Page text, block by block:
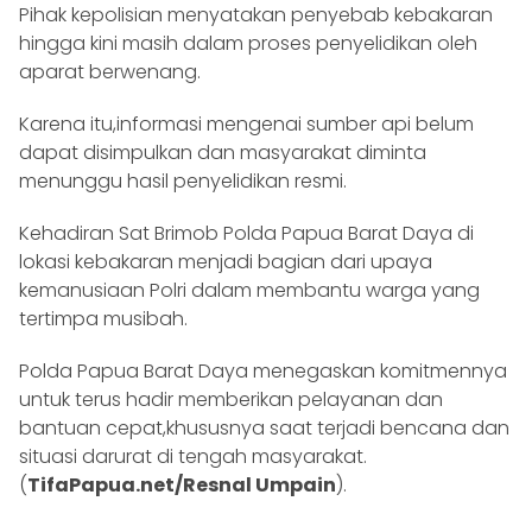
Pihak kepolisian menyatakan penyebab kebakaran
hingga kini masih dalam proses penyelidikan oleh
aparat berwenang.
Karena itu,informasi mengenai sumber api belum
dapat disimpulkan dan masyarakat diminta
menunggu hasil penyelidikan resmi.
Kehadiran Sat Brimob Polda Papua Barat Daya di
lokasi kebakaran menjadi bagian dari upaya
kemanusiaan Polri dalam membantu warga yang
tertimpa musibah.
Polda Papua Barat Daya menegaskan komitmennya
untuk terus hadir memberikan pelayanan dan
bantuan cepat,khususnya saat terjadi bencana dan
situasi darurat di tengah masyarakat.
(TifaPapua.net/Resnal Umpain).